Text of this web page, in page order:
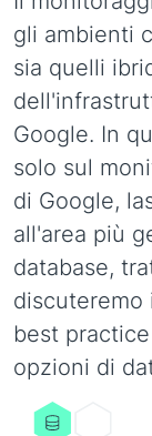
gli ambienti
sia quelli
Google. In
solo sul
di Google,
all'area più
database,
discuteremo
best
opzioni di